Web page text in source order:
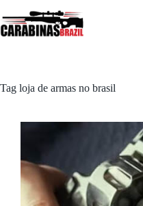
para
o
Tag loja de armas no brasil